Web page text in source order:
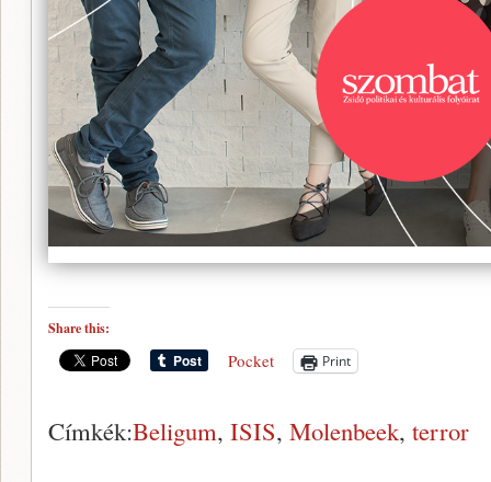
Share this:
Pocket Print
Címkék:Beligum, ISIS, Molenbeek, terror